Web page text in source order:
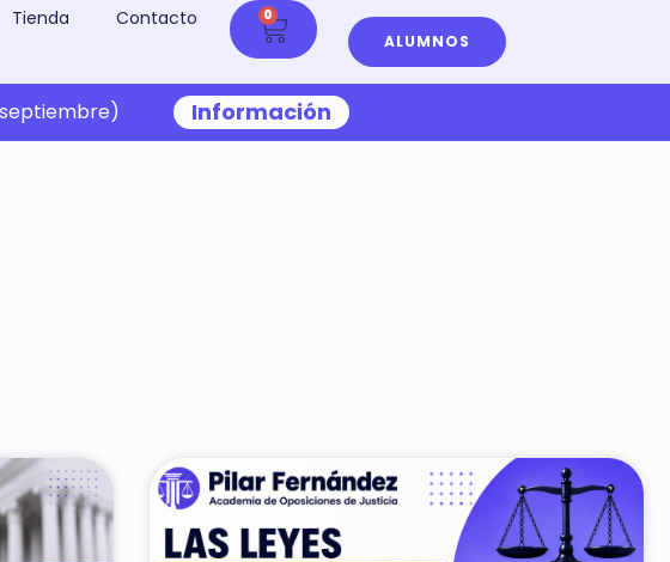
Tienda Contacto 0
ALUMNOS
septiembre) Información